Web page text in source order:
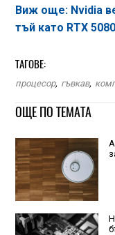
Виж още: Nvidia
тъй като RTX
ТАГОВЕ:
процесор, гъвкав,
ОЩЕ ПО ТЕМАТА